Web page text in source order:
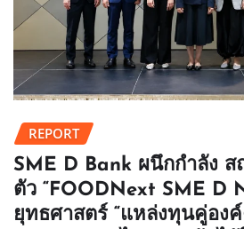
REPORT
SME D Bank ผนึกกำลัง ส
ตัว “FOODNext SME D
ยุทธศาสตร์ “แหล่งทุนคู่อง